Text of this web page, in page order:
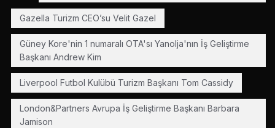
Gazella Turizm CEO’su Velit Gazel
Güney Kore'nin 1 numaralı OTA'sı Yanolja'nın İş Geliştirme
Başkanı Andrew Kim
Liverpool Futbol Kulübü Turizm Başkanı Tom Cassidy
London&Partners Avrupa İş Geliştirme Başkanı Barbara
Jamison